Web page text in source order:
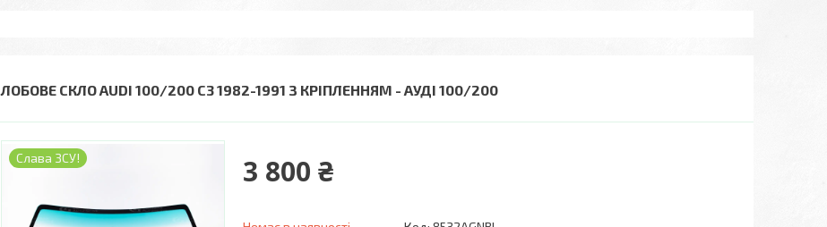
ЛОБОВЕ СКЛО AUDI 100/200 C3 1982-1991 З КРІПЛЕННЯМ - АУДІ 100/200
Слава ЗСУ! 3 800 ₴